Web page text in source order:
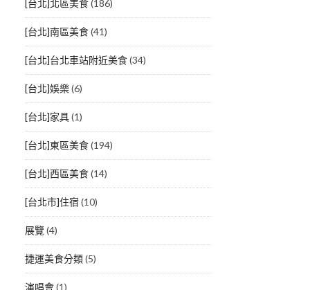
[台北]北區美食(186)
[台北]南區美食(41)
[台北]台北車站附近美食(34)
[台北]娛樂(6)
[台北]家具(1)
[台北]東區美食(194)
[台北]西區美食(14)
[台北市]住宿 (10)
展覽(4)
捷運美食分類(5)
演唱會(1)